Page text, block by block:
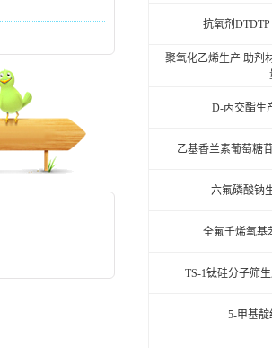
抗氧剂DTDTP
聚氧化乙烯生产 助剂
D-丙交酯生
乙基香兰素葡萄糖
六氟磷酸钠
全氟壬烯氧基
TS-1钛硅分子筛
5-甲基靛